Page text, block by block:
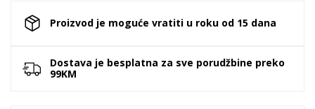
Proizvod je moguće vratiti u roku od 15 dana
Dostava je besplatna za sve porudžbine preko
99KM